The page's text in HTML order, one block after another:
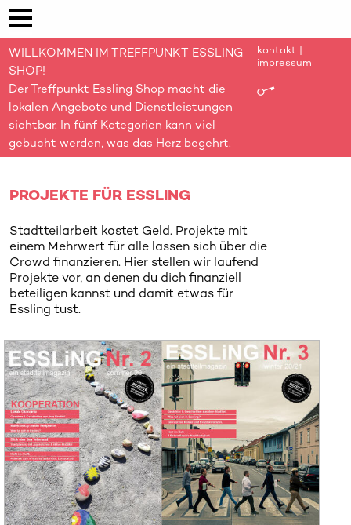
WILLKOMMEN IM TREFFPUNKT ESSLING
SHOP!
Der Treffpunkt Essling Shop macht die
lokalen Angebote und Dienstleistungen
sichtbar. In fünf Kategorien kann viel
gebucht werden, was das Herz begehrt.
kontakt |
impressum
PROJEKTE FÜR ESSLING
Stadtteilarbeit kostet Geld. Projekte mit
einem Mehrwert für alle lassen sich über die
Crowd finanzieren. Hier stellen wir laufend
Projekte vor, an denen du dich finanziell
beteiligen kannst und damit etwas für
Essling tust.